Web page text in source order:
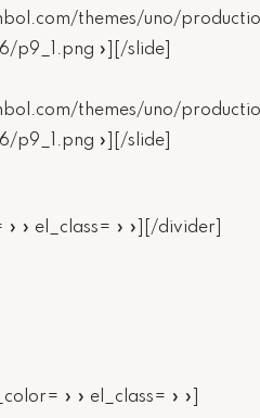
themes/uno/
p9_1.png »][/slide]
themes/uno/
p9_1.png »][/slide]
» » el_class= » »][/divider]
» » el_class= » »]